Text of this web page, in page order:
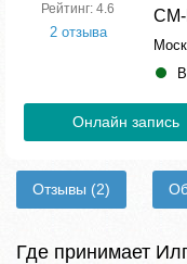
Рейтинг: 4.6
2 отзыва
СМ-
Онлайн запись
Отзывы (2)
Где принимает